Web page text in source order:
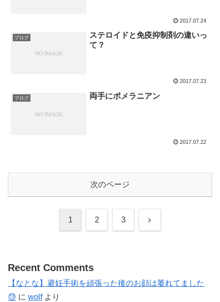
2017.07.24
ブログ
ステロイドと免疫抑制剤の違いっ
て？
2017.07.23
ブログ 両手にポメラニアン
2017.07.22
次のページ
1 2 3 次
Recent Comments
【なとな】避妊手術を頑張った後のお顔は萎れてました
😓 に wolfより